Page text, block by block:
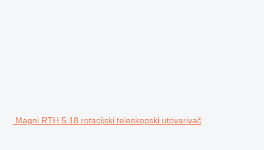
Magni RTH 5.18 rotacijski teleskopski utovarivač